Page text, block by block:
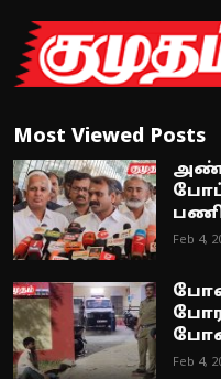
Most Viewed Posts
Feb 4,
Feb 4,